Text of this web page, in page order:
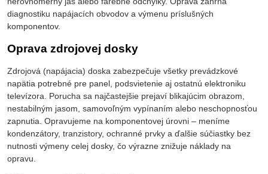
diagnostiku napájacích obvodov a výmenu príslušných
komponentov.
Oprava zdrojovej dosky
Zdrojová (napájacia) doska zabezpečuje všetky prevádzkové
napätia potrebné pre panel, podsvietenie aj ostatnú elektroniku
televízora. Porucha sa najčastejšie prejaví blikajúcim obrazom,
nestabilným jasom, samovoľným vypínaním alebo neschopnosťou
zapnutia. Opravujeme na komponentovej úrovni – meníme
kondenzátory, tranzistory, ochranné prvky a ďalšie súčiastky bez
nutnosti výmeny celej dosky, čo výrazne znižuje náklady na
opravu.